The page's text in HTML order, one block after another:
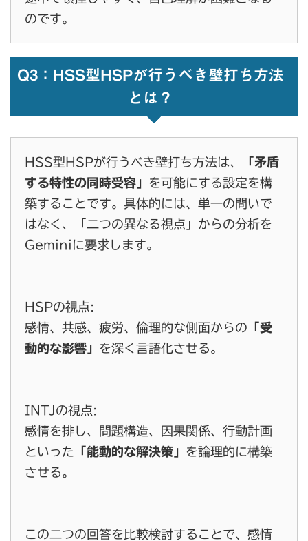
のです。
Q3：HSS型HSPが行うべき壁打ち方法
とは？
HSS型HSPが行うべき壁打ち方法は、
「矛盾
する特性の同時受容」 を可能にする設定を構
築することです。具体的には、単一の問いで
はなく、「二つの異なる視点」からの分析を
Geminiに要求します。
HSPの視点:
感情、共感、疲労、倫理的な側面からの 「受
動的な影響」 を深く言語化させる。
INTJの視点:
感情を排し、問題構造、因果関係、行動計画
といった
「能動的な解決策」 を論理的に構築
させる。
この二つの回答を比較検討することで、感情